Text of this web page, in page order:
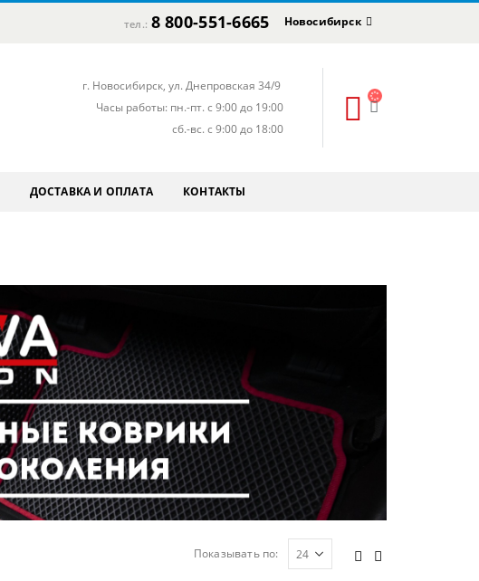
тел.: 8 800-551-6665 Новосибирск
г. Новосибирск, ул. Днепровская 34/9
Часы работы: пн.-пт. с 9:00 до 19:00
сб.-вс. с 9:00 до 18:00
ДОСТАВКА И ОПЛАТА КОНТАКТЫ
Показывать по: